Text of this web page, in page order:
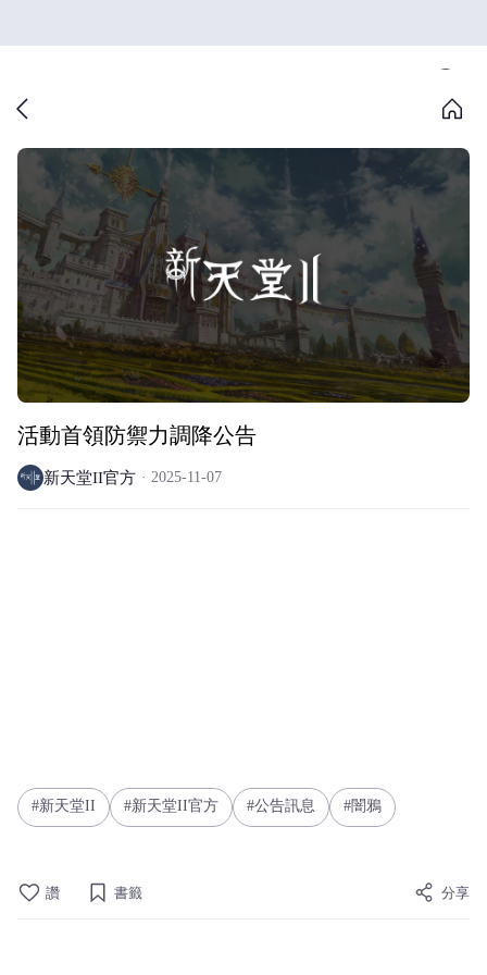
活動首領防禦力調降公告
新天堂II官方 2025-11-07
新天堂II 新天堂II官方 公告訊息 闇鴉
讚 書籤 分享